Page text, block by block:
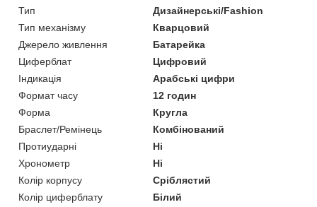
Тип
Дизайнерські/Fashion
Тип механізму
Кварцовий
Джерело живлення
Батарейка
Циферблат
Цифровий
Індикація
Арабські цифри
Формат часу
12 годин
Форма
Кругла
Браслет/Ремінець
Комбінований
Протиударні
Ні
Хронометр
Ні
Колір корпусу
Сріблястий
Колір циферблату
Білий